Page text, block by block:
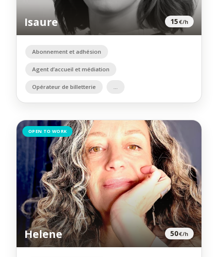
Isaure 15€/h
Abonnement et adhésion
Agent d’accueil et médiation
Opérateur de billetterie
OPEN TO WORK
Helene 50€/h